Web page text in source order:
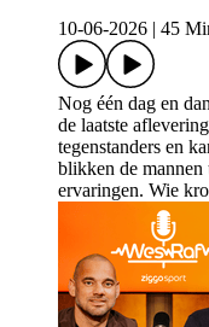
10-06-2026
45
Nog één dag en
de laatste
tegenstanders en
blikken de mannen
ervaringen. Wie